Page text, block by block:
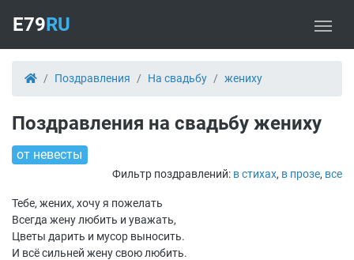
E79RU
Поздравления На свадьбу жениху
Поздравления на свадьбу жениху
от невесты
Фильтр поздравлений: в стихах, в прозе, все
Тебе, жених, хочу я пожелать
Всегда жену любить и уважать,
Цветы дарить и мусор выносить.
И всё сильней жену свою любить.